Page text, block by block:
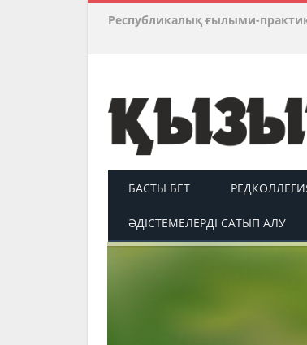
Республикалық ғылыми-
БАСТЫ БЕТ
ӘДІСТЕМЕЛЕРДІ САТЫП АЛУ